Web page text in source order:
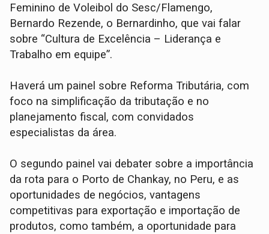
Feminino de Voleibol do Sesc/Flamengo,
Bernardo Rezende, o Bernardinho, que vai falar
sobre “Cultura de Excelência – Liderança e
Trabalho em equipe”.
Haverá um painel sobre Reforma Tributária, com
foco na simplificação da tributação e no
planejamento fiscal, com convidados
especialistas da área.
O segundo painel vai debater sobre a importância
da rota para o Porto de Chankay, no Peru, e as
oportunidades de negócios, vantagens
competitivas para exportação e importação de
produtos, como também, a oportunidade para